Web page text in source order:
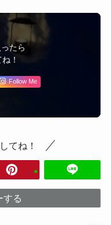
たら
！
Follow Me
てね！
する